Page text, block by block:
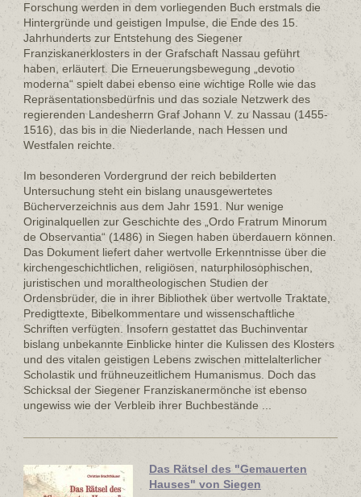
Forschung werden in dem vorliegenden Buch erstmals die
Hintergründe und geistigen Impulse, die Ende des 15.
Jahrhunderts zur Entstehung des Siegener
Franziskanerklosters in der Grafschaft Nassau geführt
haben, erläutert. Die Erneuerungsbewegung „devotio
moderna“ spielt dabei ebenso eine wichtige Rolle wie das
Repräsentationsbedürfnis und das soziale Netzwerk des
regierenden Landesherrn Graf Johann V. zu Nassau (1455-
1516), das bis in die Niederlande, nach Hessen und
Westfalen reichte.
Im besonderen Vordergrund der reich bebilderten
Untersuchung steht ein bislang unausgewertetes
Bücherverzeichnis aus dem Jahr 1591. Nur wenige
Originalquellen zur Geschichte des „Ordo Fratrum Minorum
de Observantia“ (1486) in Siegen haben überdauern können.
Das Dokument liefert daher wertvolle Erkenntnisse über die
kirchengeschichtlichen, religiösen, naturphilosophischen,
juristischen und moraltheologischen Studien der
Ordensbrüder, die in ihrer Bibliothek über wertvolle Traktate,
Predigttexte, Bibelkommentare und wissenschaftliche
Schriften verfügten. Insofern gestattet das Buchinventar
bislang unbekannte Einblicke hinter die Kulissen des Klosters
und des vitalen geistigen Lebens zwischen mittelalterlicher
Scholastik und frühneuzeitlichem Humanismus. Doch das
Schicksal der Siegener Franziskanermönche ist ebenso
ungewiss wie der Verbleib ihrer Buchbestände ...
Das Rätsel des "Gemauerten
Hauses" von Siegen